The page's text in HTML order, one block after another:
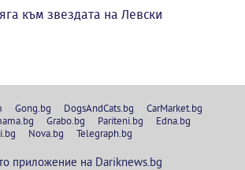
към звездата на Левски
Gong.bg DogsAndCats.bg
CarMarket.bg
Grabo.bg Pariteni.bg
Edna.bg
Nova.bg Telegraph.bg
приложение на Dariknews.bg